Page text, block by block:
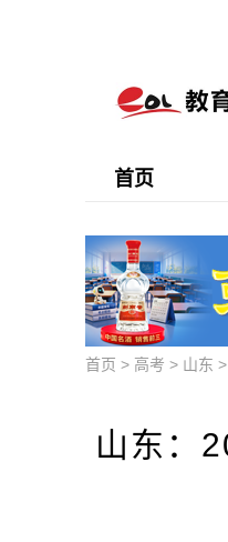
首页
首页 > 高考 > 山东 >
山东：